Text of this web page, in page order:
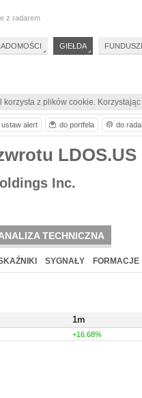
korzysta z plików cookie.
LDOS.US
Inc.
TECHNICZNA
SYGNAŁY FORMACJE
1m
+16.68%
ustaw alert do portfela do
z radarem
GIEŁDA